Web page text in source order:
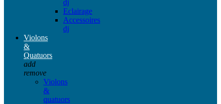
dj
Eclairage
Accessoires
dj
Violons
&
Quatuors
add
remove
Violons
&
quatuors